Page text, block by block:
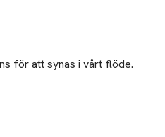
för att synas i vårt flöde.